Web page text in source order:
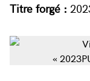
Titre forgé :